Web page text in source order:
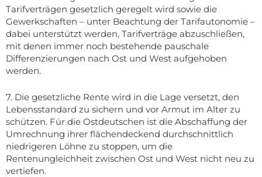
Tarifverträgen gesetzlich geregelt wird sowie die
Gewerkschaften – unter Beachtung der Tarifautonomie –
dabei unterstützt werden, Tarifverträge abzuschließen,
mit denen immer noch bestehende pauschale
Differenzierungen nach Ost und West aufgehoben
werden.
7. Die gesetzliche Rente wird in die Lage versetzt, den
Lebensstandard zu sichern und vor Armut im Alter zu
schützen. Für die Ostdeutschen ist die Abschaffung der
Umrechnung ihrer flächendeckend durchschnittlich
niedrigeren Löhne zu stoppen, um die
Rentenungleichheit zwischen Ost und West nicht neu zu
vertiefen.